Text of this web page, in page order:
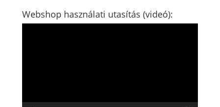
Webshop használati utasítás (videó):